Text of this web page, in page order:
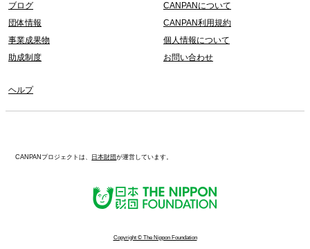
ブログ
団体情報
事業成果物
助成制度
CANPANについて
CANPAN利用規約
個人情報について
お問い合わせ
ヘルプ
CANPANプロジェクトは、 日本財団が運営しています。
Copyright © The Nippon Foundation